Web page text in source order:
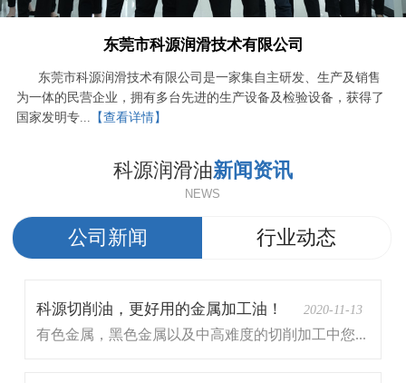
东莞市科源润滑技术有限公司
东莞市科源润滑技术有限公司是一家集自主研发、生产及销售
为一体的民营企业，拥有多台先进的生产设备及检验设备，获得了
国家发明专...
【查看详情】
科源润滑油新闻资讯
NEWS
公司新闻 行业动态
2020-11-13
科源切削油，更好用的金属加工油！
有色金属，黑色金属以及中高难度的切削加工中您...